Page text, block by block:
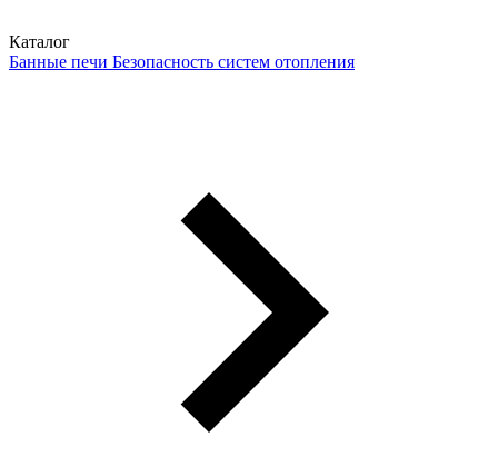
Каталог
Банные печи Безопасность систем отопления